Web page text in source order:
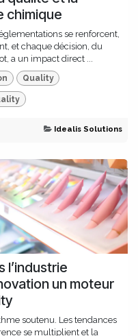
chimique
se renforcent,
et chaque décision, du
a un impact direct ...
Quality
Idealis Solutions
l’industrie
un moteur
soutenu. Les tendances
se multiplient et la